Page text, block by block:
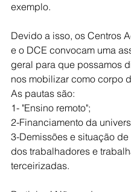
exemplo.
Devido a isso, os Centros
e o DCE convocam uma
geral para que possamos
nos mobilizar como corpo
As pautas são:
1- "Ensino remoto";
2-Financiamento da
3-Demissões e situação
dos trabalhadores e
terceirizadas.